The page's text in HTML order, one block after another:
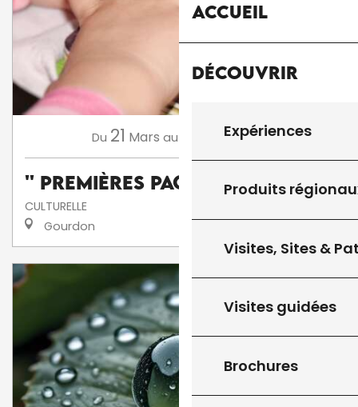
Accueil
Découvrir
Expériences
Produits
Visites, Sites &
Visites guidées
Brochures
Du 21 Mars au Novembre
'' Premières Pages ''
CULTURELLE
Gourdon